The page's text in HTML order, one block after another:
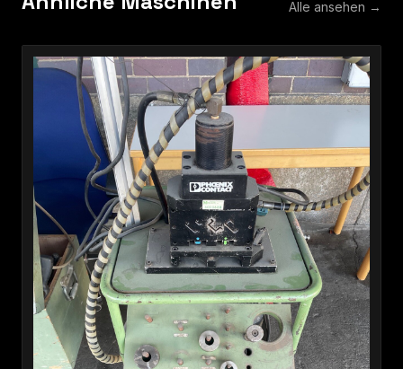
Alle ansehen →